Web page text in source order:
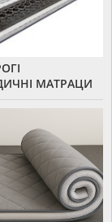
МАТРАЦИ